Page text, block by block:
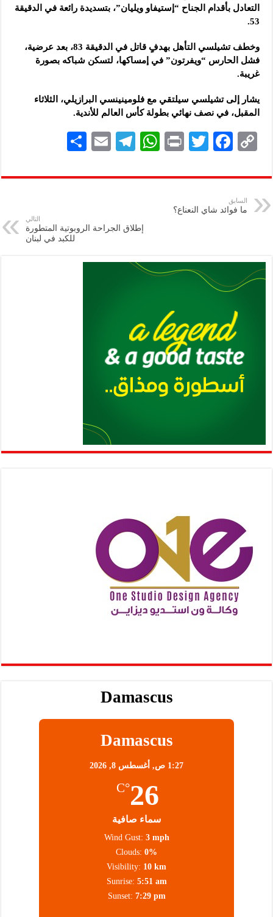
التعادل بأقدام الجناح “إستيفاو ويليان”، بتسديدة رائعة في الدقيقة
53.
وخطف تشيلسي التأهل بهدفٍ قاتل في الدقيقة 83، بعد عرضية،
فشل الحارس “ويفرتون” في إمساكها، لتسكن شباكه بصورة
غريبة.
يشار إلى تشيلسي سيلتقي مع فلومينينسي البرازيلي، الثلاثاء
المقبل، في نصف نهائي بطولة كأس العالم للأندية.
C
p
y
Li
k
F
eb
k
T
tt
P
nt
W
at
A
p
Te
gr
m
E
ai
ar
السابق
ما فوائد شاي النعناع؟
التالي
إطلاق الجراحة الروبوتية المتطورة
للكبد في لبنان
Damascus
Damascus
1:27 ص, أغسطس 8, 2026
26
°C
سماء صافية
Wind Gust: 3 mph
Clouds: 0%
Visibility: 10 km
Sunrise: 5:51 am
Sunset: 7:29 pm